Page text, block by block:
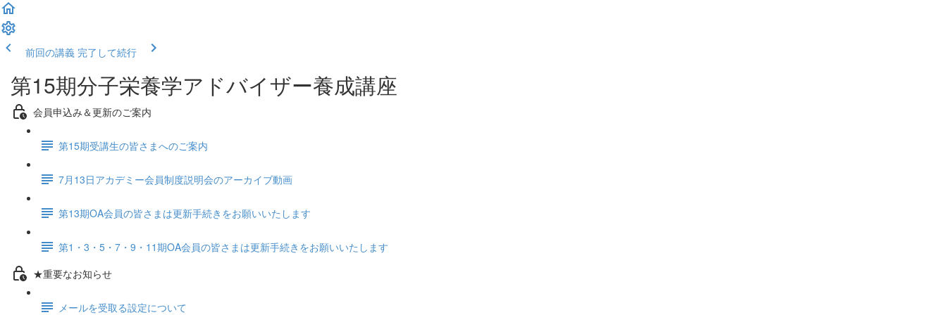
前回の講義 完了して続行
第15期分子栄養学アドバイザー養成講座
会員申込み＆更新のご案内
第15期受講生の皆さまへのご案内
7月13日アカデミー会員制度説明会のアーカイブ動画
第13期OA会員の皆さまは更新手続きをお願いいたします
第1・3・5・7・9・11期OA会員の皆さまは更新手続きをお願いいたします
★重要なお知らせ
メールを受取る設定について